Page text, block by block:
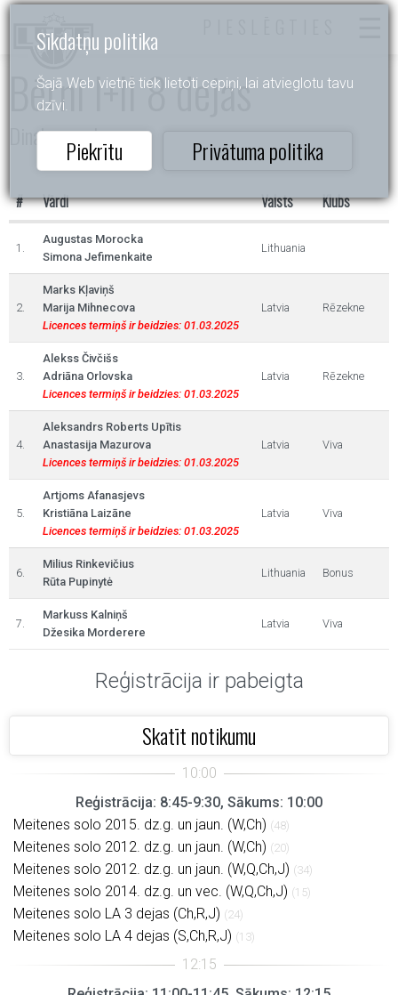
Sīkdatņu politika
Šajā Web vietnē tiek lietoti cepiņi, lai atvieglotu tavu
dzīvi.
Piekrītu Privātuma politika
Bērni I+II 8 dejas
Dinaburgas kauss
# Vārdi Valsts Klubs
1.
Augustas Morocka
Simona Jefimenkaite
Lithuania
2.
Marks Kļaviņš
Marija Mihnecova
Licences termiņš ir beidzies: 01.03.2025
Latvia Rēzekne
3.
Alekss Čivčišs
Adriāna Orlovska
Licences termiņš ir beidzies: 01.03.2025
Latvia Rēzekne
4.
Aleksandrs Roberts Upītis
Anastasija Mazurova
Licences termiņš ir beidzies: 01.03.2025
Latvia Viva
5.
Artjoms Afanasjevs
Kristiāna Laizāne
Licences termiņš ir beidzies: 01.03.2025
Latvia Viva
6.
Milius Rinkevičius
Rūta Pupinytė
Lithuania Bonus
7.
Markuss Kalniņš
Džesika Morderere
Latvia Viva
Reģistrācija ir pabeigta
Skatīt notikumu
Reģistrācija: 8:45-9:30, Sākums: 10:00
Meitenes solo 2015. dz.g. un jaun. (W,Ch) (48)
Meitenes solo 2012. dz.g. un jaun. (W,Ch) (20)
Meitenes solo 2012. dz.g. un jaun. (W,Q,Ch,J) (34)
Meitenes solo 2014. dz.g. un vec. (W,Q,Ch,J) (15)
Meitenes solo LA 3 dejas (Ch,R,J) (24)
Meitenes solo LA 4 dejas (S,Ch,R,J) (13)